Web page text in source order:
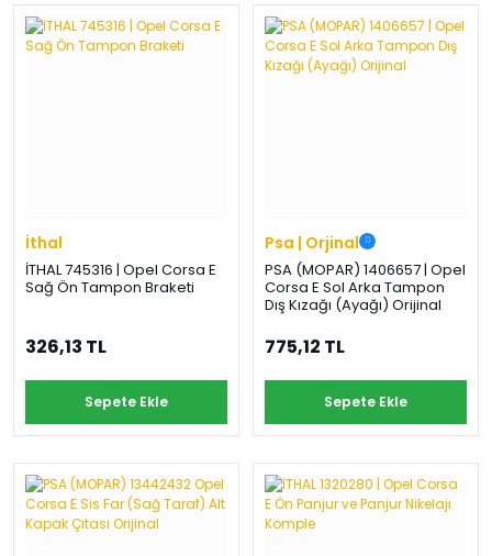
O
›
C
›
P
›
K
›
Ş
›
A
›
İthal
İTHAL 745316 | Opel Corsa E
Sağ Ön Tampon Braketi
326,13 TL
Sepete Ekle
Psa | Orjinal
PSA (MOPAR) 1406657 | Opel
Corsa E Sol Arka Tampon
Dış Kızağı (Ayağı) Orijinal
775,12 TL
Sepete Ekle